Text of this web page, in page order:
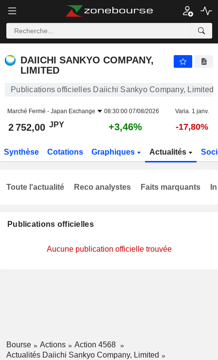
DAIICHI SANKYO COMPANY,
LIMITED
Publications officielles Daiichi Sankyo Company, Limited
Marché Fermé - Japan Exchange 08:30:00 07/08/2026 Varia. 1 janv.
2 752,00 JPY +3,46% -17,80%
Synthèse Cotations Graphiques Actualités
Publications officielles
Aucune publication officielle trouvée
Toute l'actualité Reco analystes Faits marquants
Bourse Actions
Action 4568
Actualités Daiichi Sankyo Company, Limited